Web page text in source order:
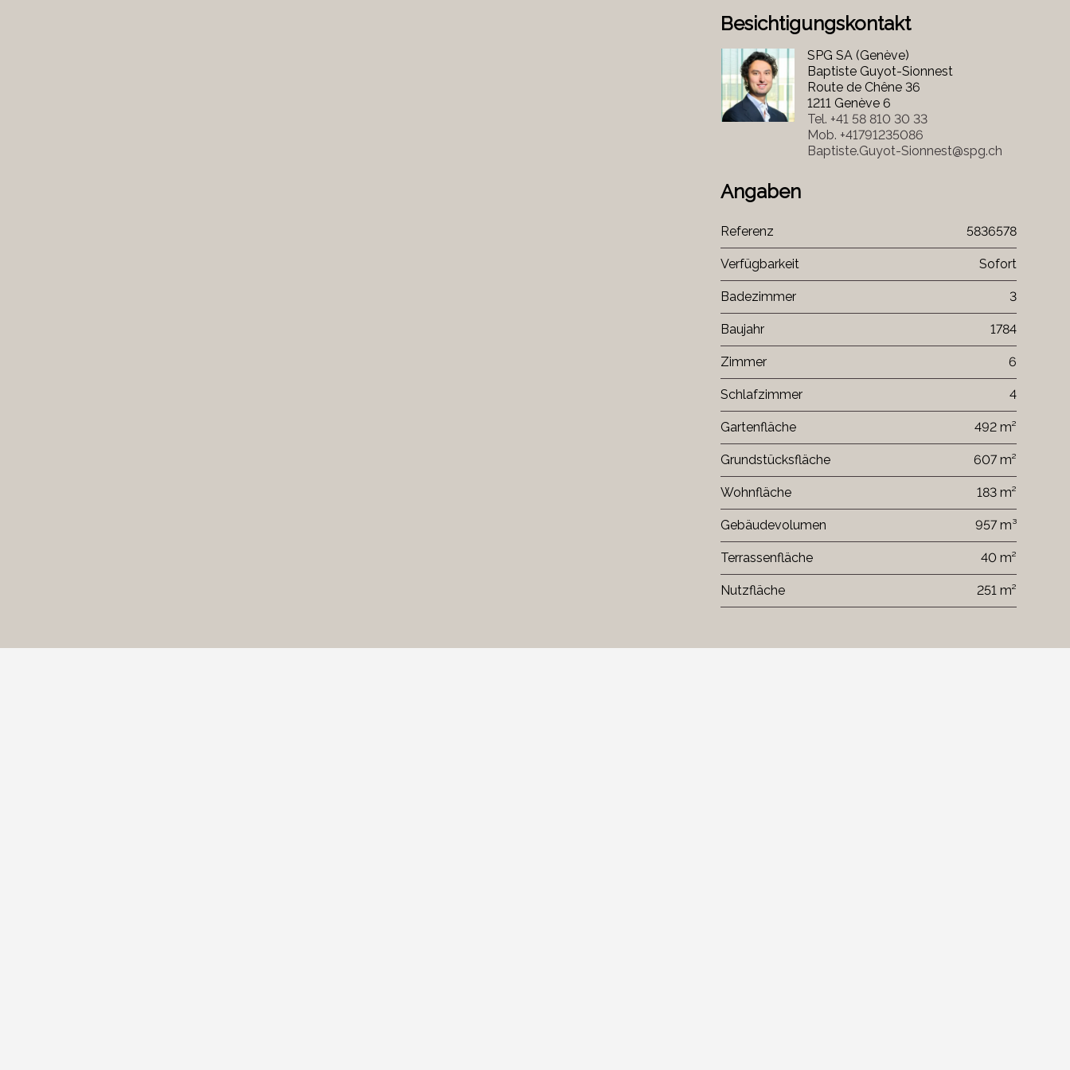
Besichtigungskontakt
SPG SA (Genève)
Baptiste Guyot-Sionnest
Route de Chêne 36
1211 Genève 6
Tel. +41 58 810 30 33
Mob. +41791235086
Baptiste.Guyot-Sionnest@spg.ch
Angaben
Referenz 5836578
Verfügbarkeit Sofort
Badezimmer 3
Baujahr 1784
Zimmer 6
Schlafzimmer 4
Gartenfläche 492 m²
Grundstücksfläche 607 m²
Wohnfläche 183 m²
Gebäudevolumen 957 m³
Terrassenfläche 40 m²
Nutzfläche 251 m²